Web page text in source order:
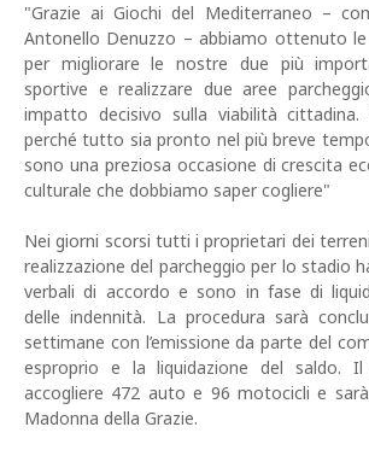
"Grazie ai Giochi del Mediterraneo –
Antonello Denuzzo – abbiamo ottenuto le
per migliorare le nostre due più
sportive e realizzare due aree
impatto decisivo sulla viabilità cittadina.
perché tutto sia pronto nel più breve
sono una preziosa occasione di crescita
culturale che dobbiamo saper cogliere"
Nei giorni scorsi tutti i proprietari dei
realizzazione del parcheggio per lo stadio
verbali di accordo e sono in fase di
delle indennità. La procedura sarà
settimane con l’emissione da parte del
esproprio e la liquidazione del saldo. Il
accogliere 472 auto e 96 motocicli e
Madonna della Grazie.